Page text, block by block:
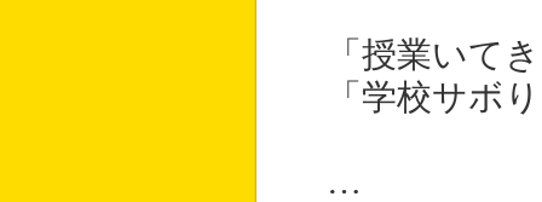
「授業いて
「学校サボ
…